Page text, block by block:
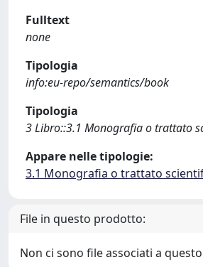
Fulltext
none
Tipologia
info:eu-repo/semantics/book
Tipologia
3 Libro::3.1 Monografia o trattato
Appare nelle tipologie:
3.1 Monografia o trattato
File in questo prodotto:
Non ci sono file associati a